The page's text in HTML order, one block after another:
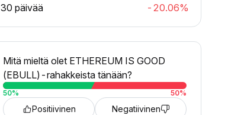
30 päivää
-20.06%
Mitä mieltä olet ETHEREUM IS GOOD
(EBULL)-rahakkeista tänään?
50% 50%
Positiivinen Negatiivinen